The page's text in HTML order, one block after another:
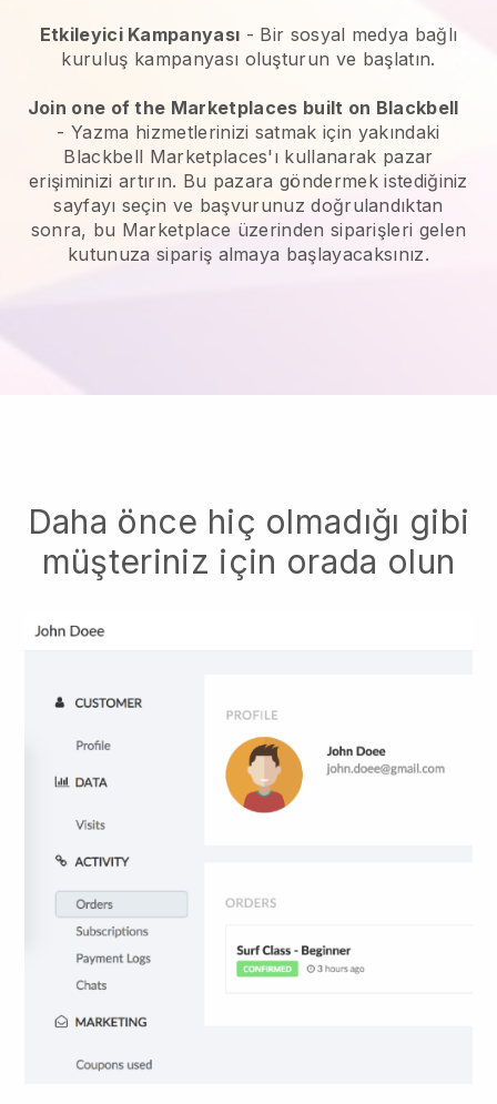
Etkileyici Kampanyası - Bir sosyal medya bağlı
kuruluş kampanyası oluşturun ve başlatın.
Join one of the Marketplaces built on Blackbell
-Yazma hizmetlerinizi satmak için yakındaki
Blackbell Marketplaces'ı kullanarak pazar
erişiminizi artırın. Bu pazara göndermek istediğiniz
sayfayı seçin ve başvurunuz doğrulandıktan
sonra, bu Marketplace üzerinden siparişleri gelen
kutunuza sipariş almaya başlayacaksınız.
Daha önce hiç olmadığı gibi
müşteriniz için orada olun